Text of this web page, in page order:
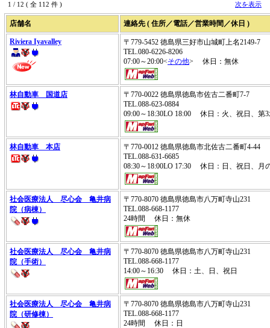
1 / 12 ( 全 112 件 ) 次を表示
店舗名 連絡先 ( 住所／電話／営業時間／休日 )
Riviera Iyavalley
〒779-5452 徳島県三好市山城町上名2149-7
TEL.080-6226-8206
07:00～20:00<その他> 休日：無休
林自動車 国道店
〒770-0022 徳島県徳島市佐古二番町7-7
TEL.088-623-0884
09:00～18:30LO 18:00 休日：火、祝日、第
林自動車 本店
〒770-0012 徳島県徳島市北佐古二番町4-44
TEL.088-631-6685
08:30～18:00LO 17:30 休日：日、祝日、月
社会医療法人 尽心会 亀井病
院（病棟）
〒770-8070 徳島県徳島市八万町寺山231
TEL.088-668-1177
24時間 休日：無休
社会医療法人 尽心会 亀井病
院（手術）
〒770-8070 徳島県徳島市八万町寺山231
TEL.088-668-1177
14:00～16:30 休日：土、日、祝日
社会医療法人 尽心会 亀井病
院（研修棟）
〒770-8070 徳島県徳島市八万町寺山231
TEL.088-668-1177
24時間 休日：日